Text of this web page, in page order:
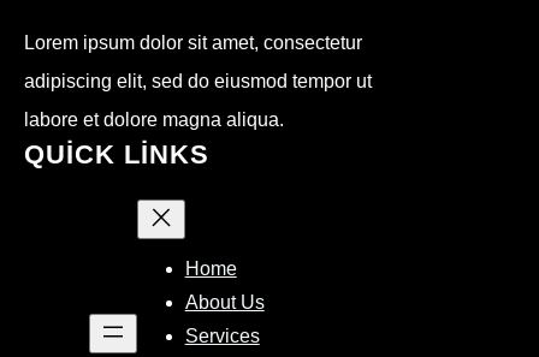
Lorem ipsum dolor sit amet, consectetur
adipiscing elit, sed do eiusmod tempor ut
labore et dolore magna aliqua.
QUICK LINKS
Home
About Us
Services